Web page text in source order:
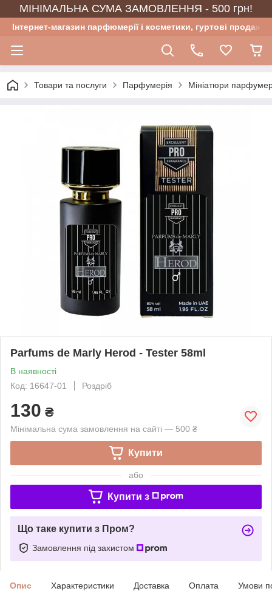
МІНІМАЛЬНА СУМА ЗАМОВЛЕННЯ - 500 грн!
Інтернет-магазин парфюмерії і косметики, гуртові продажі
Товари та послуги Парфумерія Мініатюри
Parfums de Marly Herod - Tester 58ml
В наявності
Код: 16647-01
Роздріб
130 ₴
Мінімальна сума замовлення на сайті — 500 ₴
Купити
або
Купити з
Що таке купити з Пром?
Замовлення під захистом
Опис Характеристики Доставка Оплата Умови